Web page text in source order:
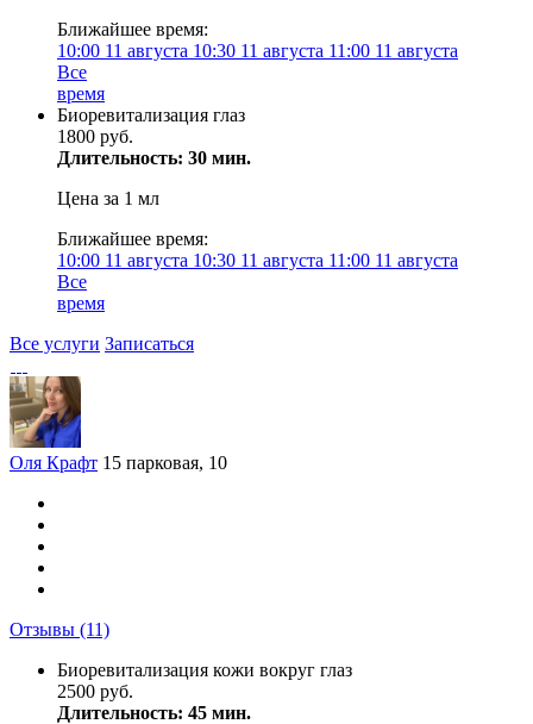
Ближайшее время:
10:00 11 августа 10:30 11 августа 11:00 11 августа
Все
время
Биоревитализация глаз
1800 руб.
Длительность: 30 мин.
Цена за 1 мл
Ближайшее время:
10:00 11 августа 10:30 11 августа 11:00 11 августа
Все
время
Все услуги Записаться
Оля Крафт 15 парковая, 10
Отзывы (11)
Биоревитализация кожи вокруг глаз
2500 руб.
Длительность: 45 мин.